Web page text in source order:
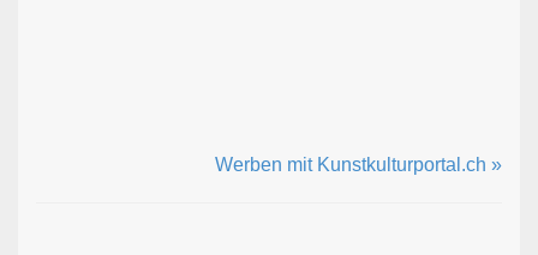
Werben mit Kunstkulturportal.ch »